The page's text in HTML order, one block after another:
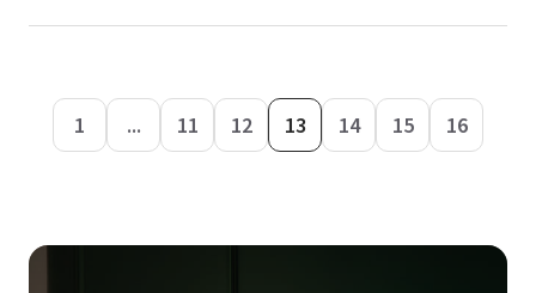
1 ... 11 12 13 14 15 16